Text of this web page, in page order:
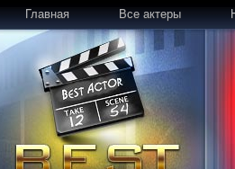
Главная Все актеры